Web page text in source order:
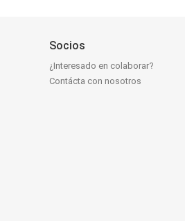
Socios
¿Interesado en colaborar?
Contácta con nosotros